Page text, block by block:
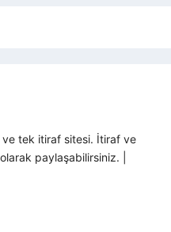
ve tek itiraf sitesi. İtiraf ve
paylaşabilirsiniz. |